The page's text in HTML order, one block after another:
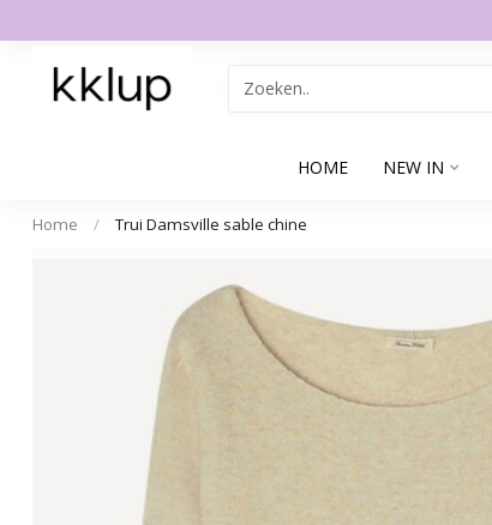
HOME NEW IN
Home / Trui Damsville sable chine